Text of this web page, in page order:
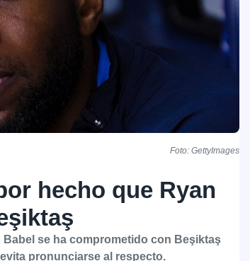
Foto: GettyImages
hecho que Ryan
se ha comprometido con Beşiktaş
pronunciarse al respecto.